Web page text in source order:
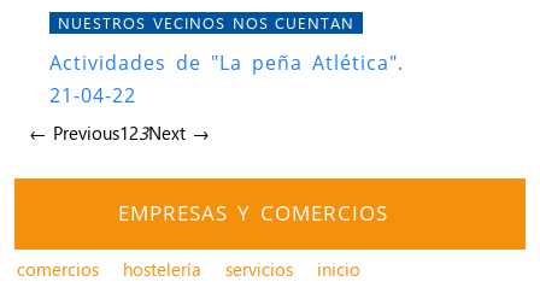
NUESTROS VECINOS NOS CUENTAN
Actividades de "La peña Atlética".
21-04-22
← Previous123Next →
EMPRESAS Y COMERCIOS
comercios hostelería servicios inicio